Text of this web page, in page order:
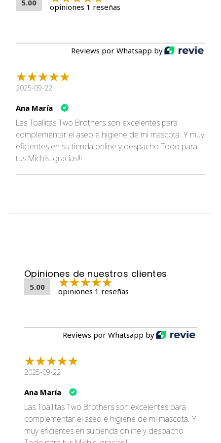
Desodorante: Deja un aroma fresco y natural.
Calmante: Alivia irritaciones y calma la piel.
Información del Producto
Contenido por Envase
Libre de Parabenos
dañinos.
Libre de Fragancias Artificiales: No causa irritación.
Libre de Jabón: No interfiere con tratamientos
antipulgas o garrapatas.
cuando sea necesario.
Código del Producto
CÓDIGO : TBSAN02
Cloruro de Benzalconio
Agente antibacteriano.
Alkyl Dimethyl Ethylbenzyl
Avena Sativa
Aloe Vera
Hidratante, curativo.
Glicerina
Hidratante natural.
Propilenglicol
Humectante,
5.00 opiniones 1 reseñas
Reviews por Whatsapp by
2025-09-22
Ana María
Las Toallitas Two Brothers son excelentes para
complementar el aseo e higiene de mi mascota. Y muy
eficientes en su tienda online y despacho Todo para
tus Michis, gracias!!!
Opiniones de nuestros clientes
5.00 opiniones 1 reseñas
Reviews por Whatsapp by
2025-09-22
Ana María
Las Toallitas Two Brothers son excelentes para
complementar el aseo e higiene de mi mascota. Y
muy eficientes en su tienda online y despacho